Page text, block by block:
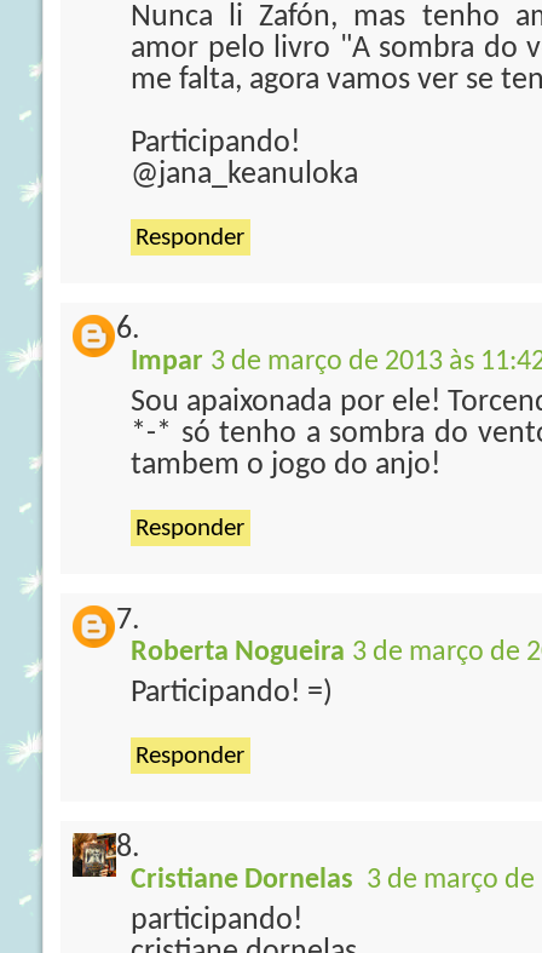
Nunca li Zafón, mas tenho
amor pelo livro "A sombra do
me falta, agora vamos ver se
Participando!
@jana_keanuloka
Responder
Impar 3 de março de 2013 às
Sou apaixonada por ele!
*-* só tenho a sombra do
tambem o jogo do anjo!
Responder
Roberta Nogueira 3 de março de
Participando! =)
Responder
Cristiane Dornelas 3 de março de
participando!